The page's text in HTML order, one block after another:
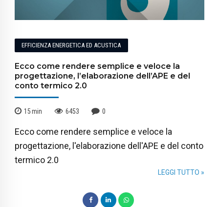
EFFICIENZA ENERGETICA ED ACUSTICA
Ecco come rendere semplice e veloce la
progettazione, l’elaborazione dell’APE e del
conto termico 2.0
15min 6453 0
Ecco come rendere semplice e veloce la
progettazione, l'elaborazione dell'APE e del conto
termico 2.0
LEGGI TUTTO »